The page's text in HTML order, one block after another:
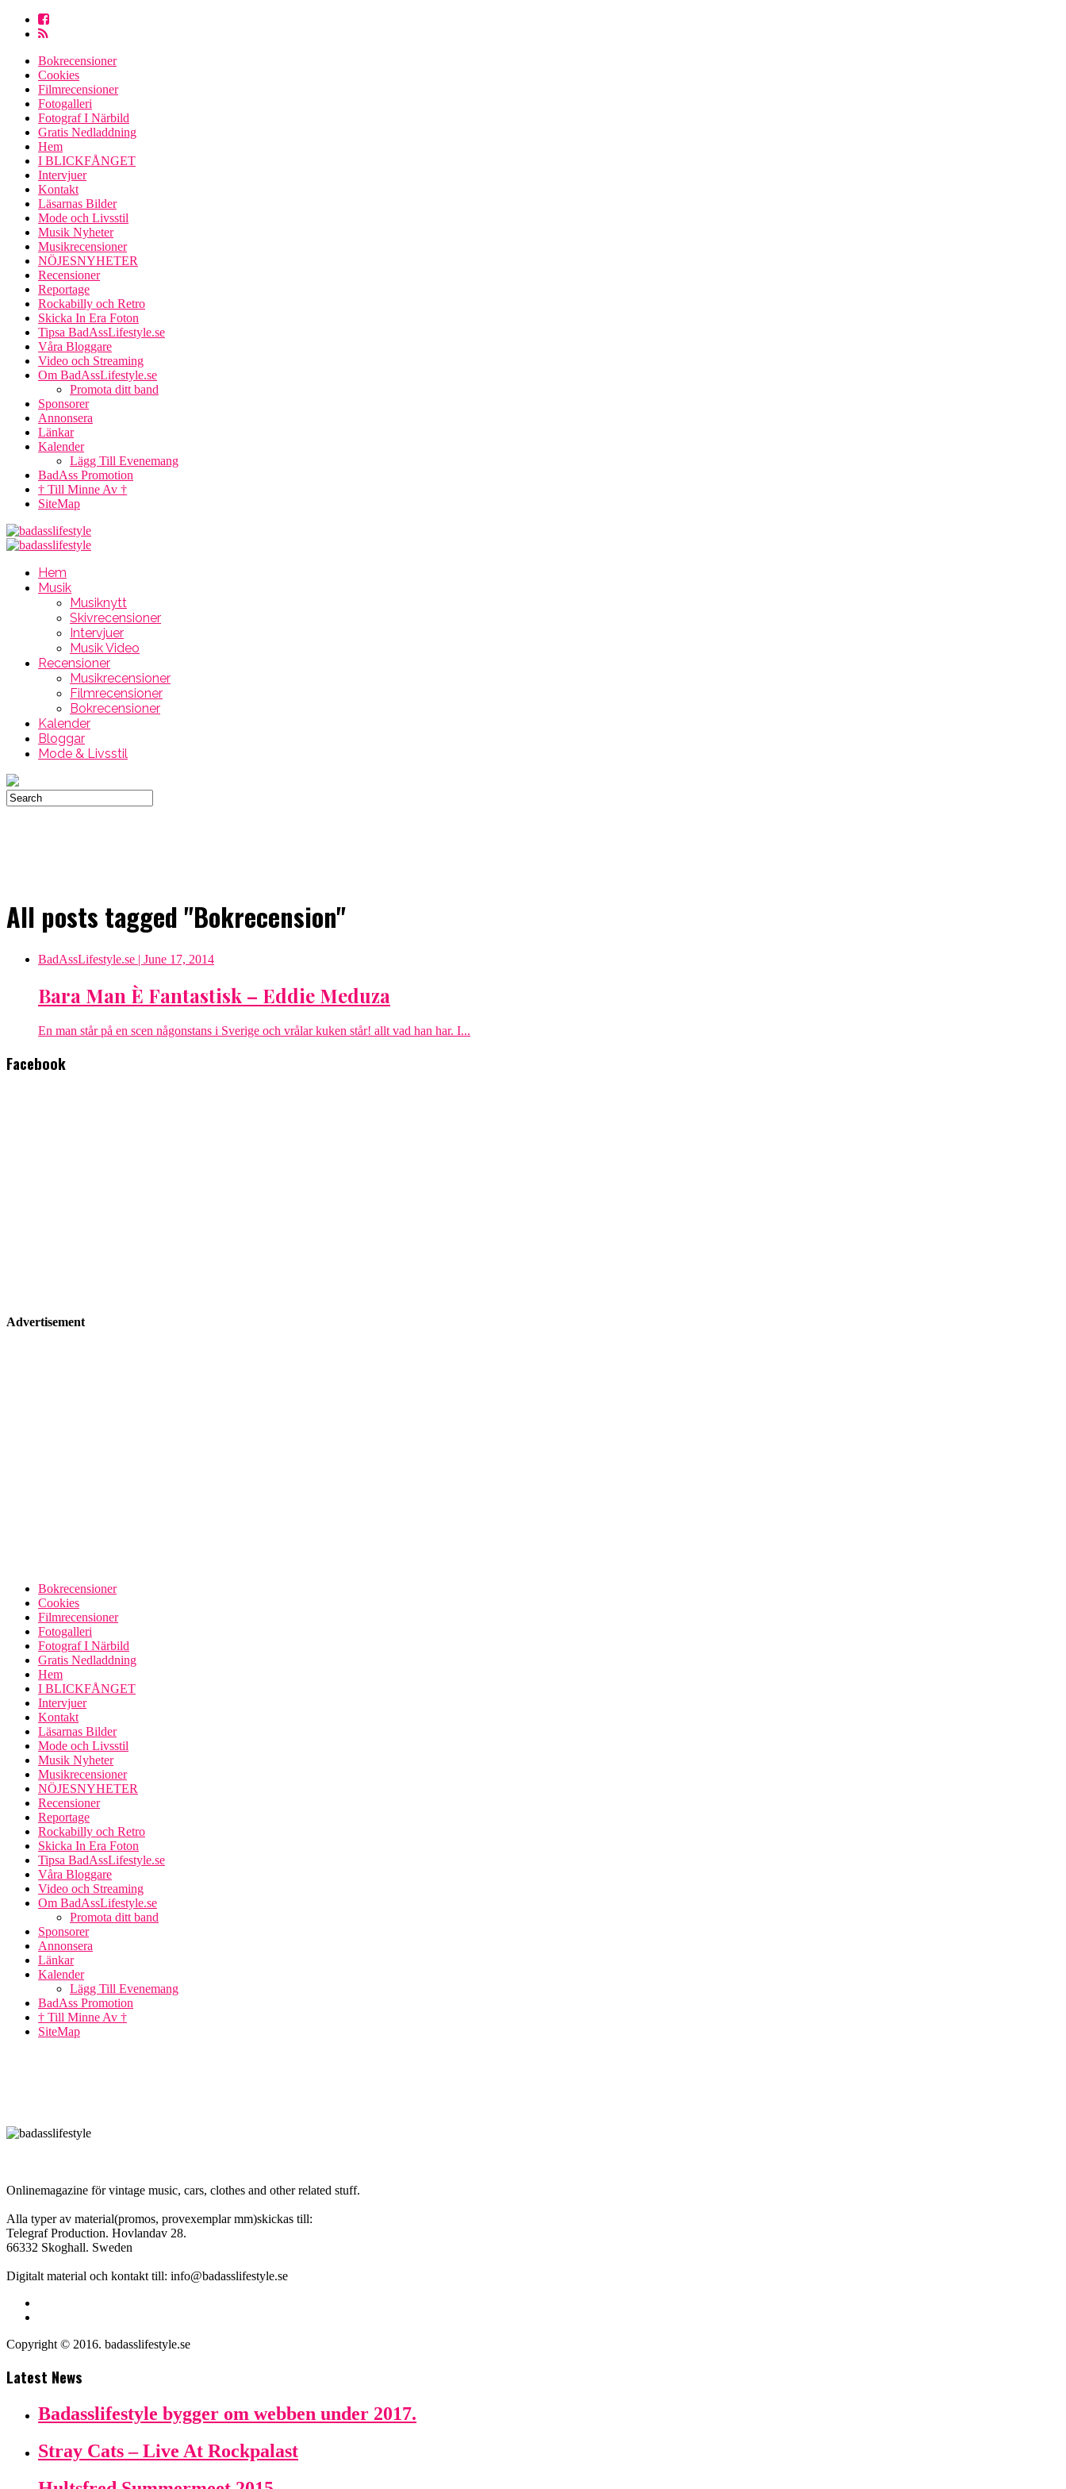
Bokrecensioner
Cookies
Filmrecensioner
Fotogalleri
Fotograf I Närbild
Gratis Nedladdning
Hem
I BLICKFÅNGET
Intervjuer
Kontakt
Läsarnas Bilder
Mode och Livsstil
Musik Nyheter
Musikrecensioner
NÖJESNYHETER
Recensioner
Reportage
Rockabilly och Retro
Skicka In Era Foton
Tipsa BadAssLifestyle.se
Våra Bloggare
Video och Streaming
Om BadAssLifestyle.se
Promota ditt band
Sponsorer
Annonsera
Länkar
Kalender
Lägg Till Evenemang
BadAss Promotion
† Till Minne Av †
SiteMap
Hem
Musik
Musiknytt
Skivrecensioner
Intervjuer
Musik Video
Recensioner
Musikrecensioner
Filmrecensioner
Bokrecensioner
Kalender
Bloggar
Mode & Livsstil
All posts tagged "Bokrecension"
BadAssLifestyle.se | June 17, 2014
Bara Man È Fantastisk – Eddie Meduza
En man står på en scen någonstans i Sverige och vrålar kuken står! allt vad han har. I...
Facebook
Advertisement
Bokrecensioner
Cookies
Filmrecensioner
Fotogalleri
Fotograf I Närbild
Gratis Nedladdning
Hem
I BLICKFÅNGET
Intervjuer
Kontakt
Läsarnas Bilder
Mode och Livsstil
Musik Nyheter
Musikrecensioner
NÖJESNYHETER
Recensioner
Reportage
Rockabilly och Retro
Skicka In Era Foton
Tipsa BadAssLifestyle.se
Våra Bloggare
Video och Streaming
Om BadAssLifestyle.se
Promota ditt band
Sponsorer
Annonsera
Länkar
Kalender
Lägg Till Evenemang
BadAss Promotion
† Till Minne Av †
SiteMap
Onlinemagazine för vintage music, cars, clothes and other related stuff.
Alla typer av material(promos, provexemplar mm)skickas till:
Telegraf Production. Hovlandav 28.
66332 Skoghall. Sweden
Digitalt material och kontakt till: info@badasslifestyle.se
Copyright © 2016. badasslifestyle.se
Latest News
Badasslifestyle bygger om webben under 2017.
Stray Cats – Live At Rockpalast